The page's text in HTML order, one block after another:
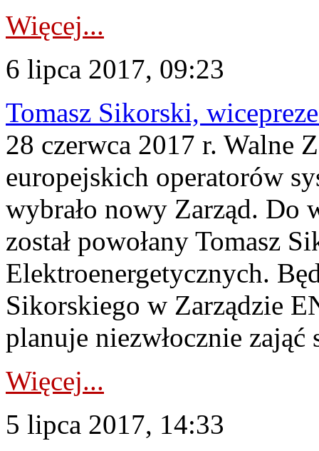
Więcej...
6 lipca 2017, 09:23
Tomasz Sikorski,
28 czerwca 2017 r. Walne
europejskich operatorów
wybrało nowy Zarząd. Do
został powołany Tomasz
Elektroenergetycznych.
Sikorskiego w Zarządzie
planuje niezwłocznie
Więcej...
5 lipca 2017, 14:33